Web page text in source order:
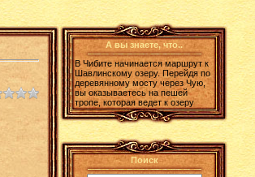
А вы знаете, что..
В Чибите начинается маршрут к
Шавлинскому озеру. Перейдя по
деревянному мосту через Чую,
вы оказываетесь на пешей
тропе, которая ведет к озеру
Поиск